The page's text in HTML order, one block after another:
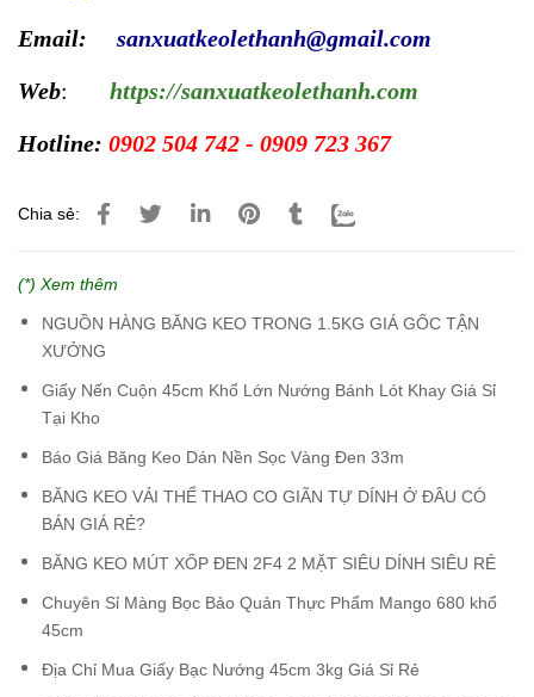
Email: sanxuatkeolethanh@gmail.com
Web: https://sanxuatkeolethanh.com
Hotline: 0902 504 742 - 0909 723 367
Chia sẻ:
(*) Xem thêm
NGUỒN HÀNG BĂNG KEO TRONG 1.5KG GIÁ GỐC TẬN
XƯỞNG
Giấy Nến Cuộn 45cm Khổ Lớn Nướng Bánh Lót Khay Giá Sỉ
Tại Kho
Báo Giá Băng Keo Dán Nền Sọc Vàng Đen 33m
BĂNG KEO VẢI THỂ THAO CO GIÃN TỰ DÍNH Ở ĐÂU CÓ
BÁN GIÁ RẺ?
BĂNG KEO MÚT XỐP ĐEN 2F4 2 MẶT SIÊU DÍNH SIÊU RẺ
Chuyên Sỉ Màng Bọc Bảo Quản Thực Phẩm Mango 680 khổ
45cm
Địa Chỉ Mua Giấy Bạc Nướng 45cm 3kg Giá Sỉ Rẻ